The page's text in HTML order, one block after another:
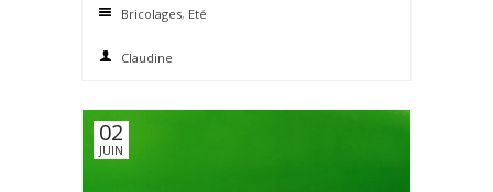
Bricolages, Eté
Claudine
02
JUIN